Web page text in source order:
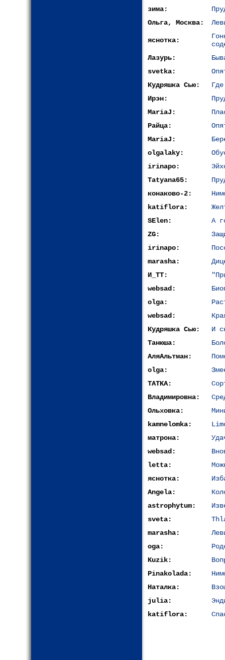
зима:
Ольга, Москва:
яснотка:
Лазурь:
svetka:
Кудряшка Сью:
Ирэн:
MariaJ:
Райца:
MariaJ:
olgalaky:
irinapo:
Tatyana65:
конаково-2:
katiflora:
SElen:
А
ZG:
irinapo:
marasha:
И_ТТ:
websad:
olga:
websad:
Кудряшка Сью:
И
Танюша:
АляАльтман:
olga:
TATKA:
Владимировна:
Ольховка:
kamnelomka:
матрона:
websad:
letta:
яснотка:
Angela:
astrophytum:
sveta:
marasha:
oga:
Kuzik:
Pinakolada:
Наталка:
julia:
katiflora: